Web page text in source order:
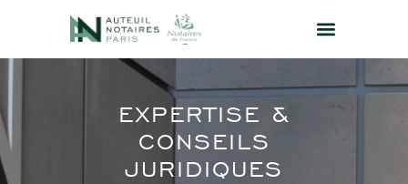
EXPERTISE &
CONSEILS
JURIDIQUES